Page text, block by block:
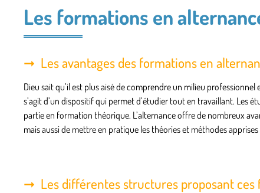
Les formations en
Les avantages des formations en
Dieu sait qu’il est plus aisé de comprendre un milieu
s’agit d’un dispositif qui permet d’étudier tout en travaillant. Les
partie en formation théorique. L’alternance offre de nombreux
mais aussi de mettre en pratique les théories et méthodes
Les différentes structures proposant